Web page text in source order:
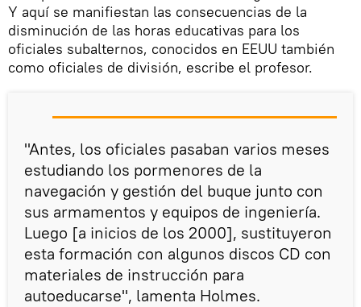
Y aquí se manifiestan las consecuencias de la
disminución de las horas educativas para los
oficiales subalternos, conocidos en EEUU también
como oficiales de división, escribe el profesor.
"Antes, los oficiales pasaban varios meses
estudiando los pormenores de la
navegación y gestión del buque junto con
sus armamentos y equipos de ingeniería.
Luego [a inicios de los 2000], sustituyeron
esta formación con algunos discos CD con
materiales de instrucción para
autoeducarse", lamenta Holmes.